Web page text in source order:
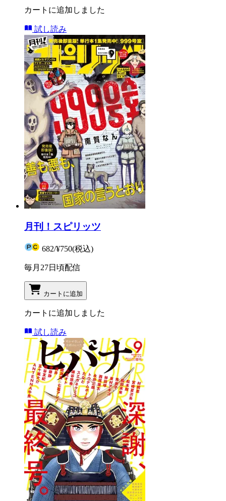
カートに追加しました
試し読み
月刊！スピリッツ
682/¥750(税込)
毎月27日頃配信
カートに追加
カートに追加しました
試し読み